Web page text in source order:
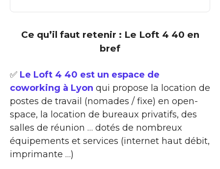
Ce qu’il faut retenir : Le Loft 4 40 en
bref
✅ Le Loft 4 40 est un espace de
coworking à Lyon qui propose la location de
postes de travail (nomades / fixe) en open-
space, la location de bureaux privatifs, des
salles de réunion … dotés de nombreux
équipements et services (internet haut débit,
imprimante …)